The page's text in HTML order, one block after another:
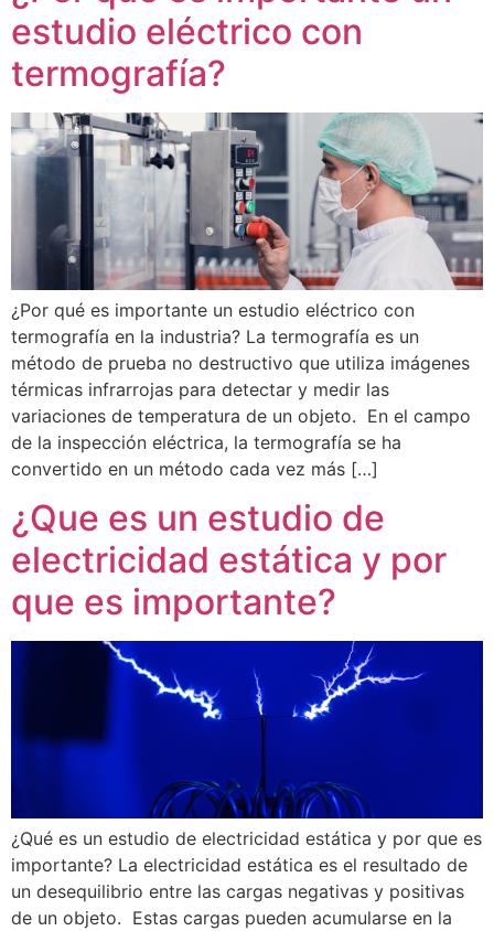
estudio eléctrico con
termografía?
¿Por qué es importante un estudio eléctrico con
termografía en la industria? La termografía es un
método de prueba no destructivo que utiliza imágenes
térmicas infrarrojas para detectar y medir las
variaciones de temperatura de un objeto. En el campo
de la inspección eléctrica, la termografía se ha
convertido en un método cada vez más […]
¿Que es un estudio de
electricidad estática y por
que es importante?
¿Qué es un estudio de electricidad estática y por que es
importante? La electricidad estática es el resultado de
un desequilibrio entre las cargas negativas y positivas
de un objeto. Estas cargas pueden acumularse en la